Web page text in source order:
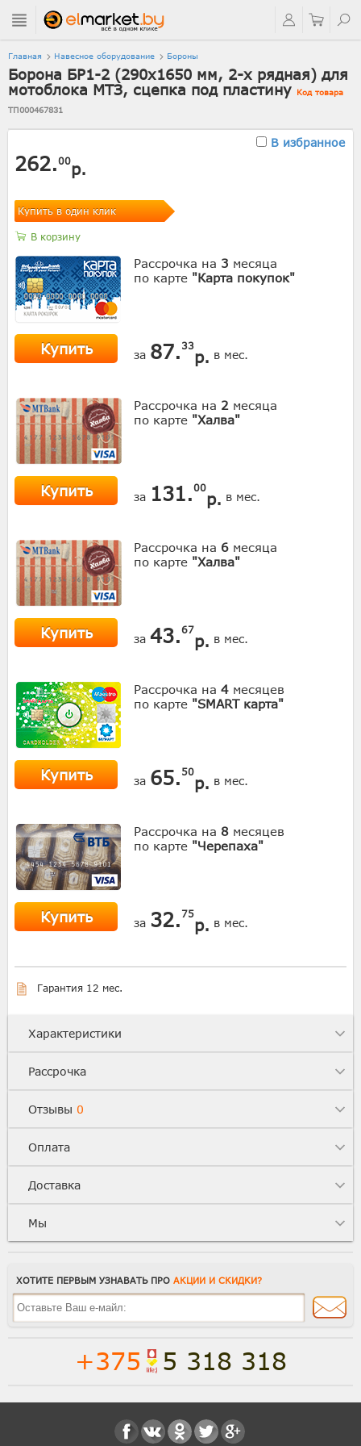
Главная Навесное оборудование Бороны
Борона БР1-2 (290х1650 мм, 2-х рядная) для
мотоблока МТЗ, сцепка под пластину Код товара
ТП000467831
В избранное
262.00р.
Купить в один клик
В корзину
Рассрочка на 3 месяца
по карте "Карта покупок"
Купить за 87. 33
р. в мес.
Рассрочка на 2 месяца
по карте "Халва"
Купить за 131.00
р. в мес.
Рассрочка на 6 месяца
по карте "Халва"
Купить за 43.67
р. в мес.
Рассрочка на 4 месяцев
по карте "SMART карта"
Купить за 65. 50
р. в мес.
Рассрочка на 8 месяцев
по карте "Черепаха"
Купить за 32. 75
р. в мес.
Гарантия 12 мес.
Характеристики
Рассрочка
Отзывы 0
Оплата
Доставка
Мы
ХОТИТЕ ПЕРВЫМ УЗНАВАТЬ ПРО АКЦИИ И СКИДКИ?
+375 5 318 318